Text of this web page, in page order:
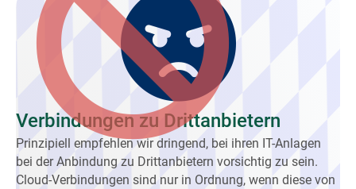
Verbindungen zu Drittanbietern
Prinzipiell empfehlen wir dringend, bei ihren IT-Anlagen
bei der Anbindung zu Drittanbietern vorsichtig zu sein.
Cloud-Verbindungen sind nur in Ordnung, wenn diese von